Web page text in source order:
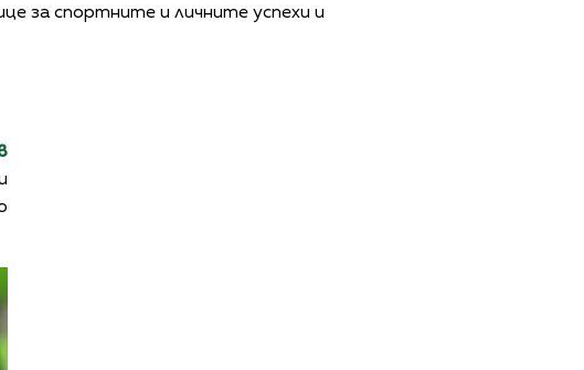
за спортните и личните успехи и